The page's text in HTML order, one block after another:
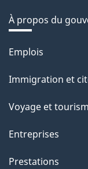
À propos du
Thèmes
sujets
Emplois
Immigration et
Voyage et
Entreprises
Prestations